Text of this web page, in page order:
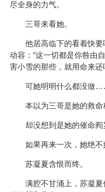
尽全身的力气。
三哥来看她。
他居高临下的看着快
动容：“这一切都是你咎由
害小雪的那些，就用命来还
可她明明什么都没做
本以为三哥是她的救命
却没想到是她的催命阎
如果再来一次，她绝不
苏凝夏含恨而终。
满腔不甘涌上，苏凝